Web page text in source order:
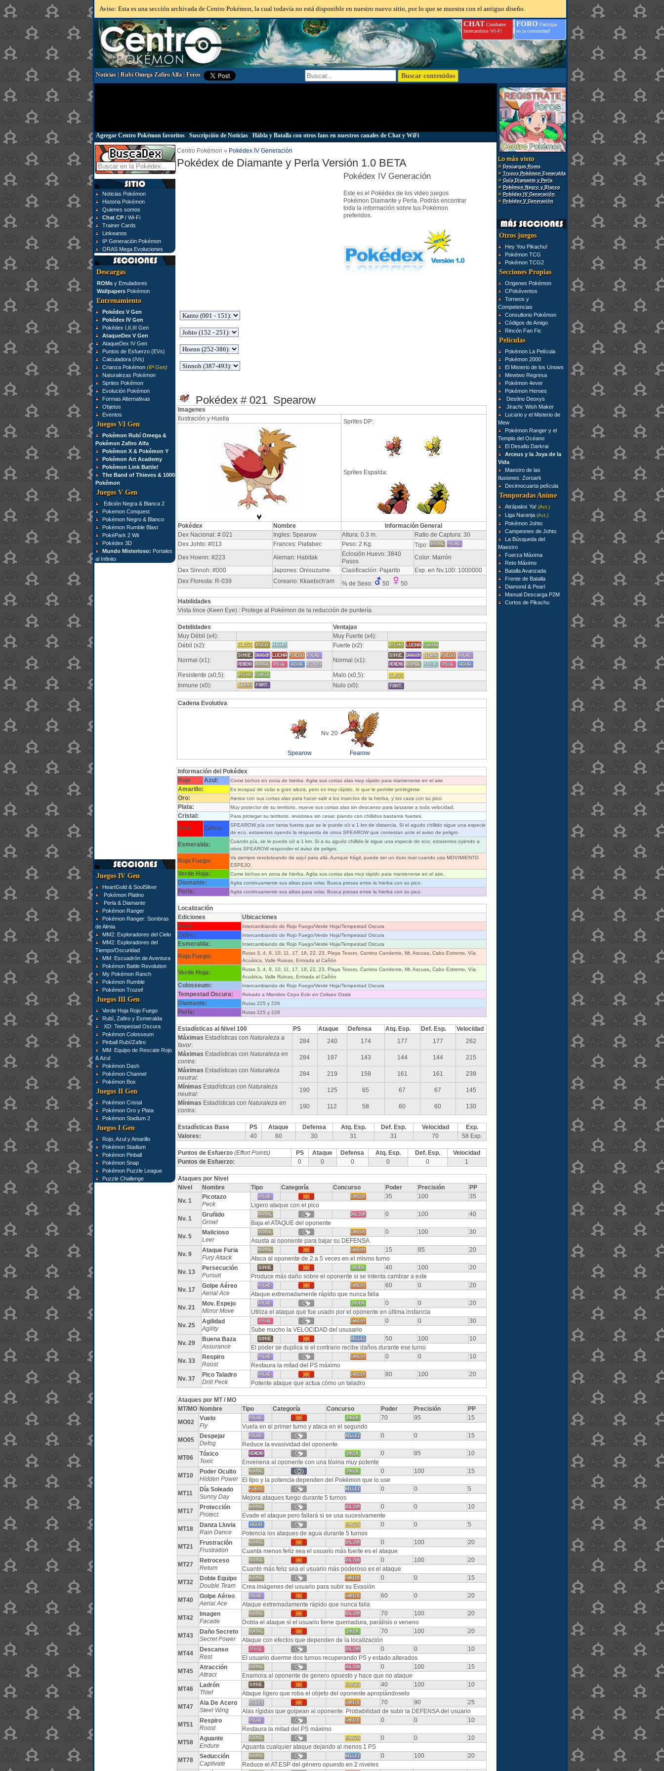
Aviso: Esta es una sección archivada de Centro Pokémon, la cual todavía no está disponible en nuestro nuevo sitio, por lo que se muestra con el antiguo diseño.
FORO Participa
en la comunidad!
CHATCombates
Intercambios Wi-Fi
Noticias|Rubí Omega Zafiro Alfa|Foros
Agregar Centro Pokémon favoritos| Suscripción de Noticias| Hábla y Batalla con otros fans en nuestros canales de Chat y WiFi
Lo más visto
» Descargas Roms
» Trucos Pokémon Esmeralda
» Guía Diamante y Perla
» Pokémon Negro y Blanco
» Pokédex IV Generación
» Pokédex V Generación
Otros juegos
Hey You Pikachu!
Pokémon TCG
Pokémon TCG2
Secciones Propias
Origenes Pokémon
CPokéventos
Torneos y
Competencias
Consultorio Pokémon
Códigos de Amigo
Rincón Fan Fic
Películas
Pokémon La Película
Pokémon 2000
El Misterio de los Unows
Mewtwo Regresa
Pokémon 4ever
Pokémon Heroes
Destino Deoxys
Jirachi: Wish Maker
Lucario y el Misterio de
Mew
Pokémon Ranger y el
Templo del Océano
El Desafio Darkrai
Arceus y la Joya de la
Vida
Maestro de las
Ilusiones: Zoroark
Decimocuarta película
Temporadas Anime
Atrápalos Ya! (Act.)
Liga Naranja (Act.)
Pokémon Johto
Campeones de Johto
La Búsqueda del
Maestro
Fuerza Máxima
Reto Máximo
Batalla Avanzada
Frente de Batalla
Diamond & Pearl
Manual Descarga P2M
Cortos de Pikachu
Noticias Pokémon
Historia Pokémon
Quienes somos
Chat CP/ Wi-Fi
Trainer Cards
Linkeanos
6ª Generación Pokémon
ORAS Mega Evoluciones
Descargas
ROMsy Emuladores
WallpapersPokémon
Entrenamiento
Pokédex V Gen
Pokédex IV Gen
Pokédex I,II,III Gen
AtaqueDex V Gen
AtaqueDex IV Gen
Puntos de Esfuerzo (EVs)
Calculadora (IVs)
Crianza Pokémon (6ª Gen)
Naturalezas Pokémon
Sprites Pokémon
Evolución Pokémon
Formas Alternativas
Objetos
Eventos
Juegos VI Gen
Pokémon Rubí Omega &
Pokémon Zafiro Alfa
Pokémon X & Pokémon Y
Pokémon Art Academy
Pokémon Link Battle!
The Band of Thieves & 1000
Pokémon
Juegos V Gen
Edición Negra & Blanca 2
Pokemon Conquest
Pokémon Negro & Blanco
Pokémon Rumble Blast
PokéPark 2 Wii
Pokédex 3D
Mundo Misterioso: Portales
al Infinito
Juegos IV Gen
HeartGold & SoulSilver
Pokémon Platino
Perla & Diamante
Pokémon Ranger
Pokémon Ranger: Sombras
de Almia
MM2: Exploradores del Cielo
MM2: Exploradores del
Tiempo/Oscuridad
MM: Escuadrón de Aventura
Pokémon Battle Revolution
My Pokémon Ranch
Pokémon Rumble
Pokémon Trozei!
Juegos III Gen
Verde Hoja Rojo Fuego
Rubí, Zafiro y Esmeralda
XD: Tempestad Oscura
Pokémon Colosseum
Pinball Rubí/Zafiro
MM: Equipo de Rescate Rojo
& Azul
Pokémon Dash
Pokémon Channel
Pokémon Box
Juegos II Gen
Pokémon Cristal
Pokémon Oro y Plata
Pokémon Stadium 2
Juegos I Gen
Rojo, Azul y Amarillo
Pokémon Stadium
Pokémon Pinball
Pokémon Snap
Pokémon Puzzle League
Puzzle Challenge
Centro Pokémon » Pokédex IV Generación
Pokédex de Diamante y Perla Versión 1.0 BETA
Pokédex IV Generación
Este es el Pokédex de los video juegos
Pokémon Diamante y Perla. Podrás encontrar
toda la información sobre tus Pokémon
preferidos.
Pokédex # 021 Spearow
Imagenes
Ilustración y Huella
Sprites DP:
Sprites Espalda:
Pokédex Nombre
Información General
Dex Nacional: # 021
Ingles: Spearow Altura: 0.3 m.
Ratio de Captura: 30
Dex Johto: #013
Frances: Piafabec Peso: 2 Kg.
Tipo:
Dex Hoenn: #223
Aleman: Habitak
Eclosión Huevo: 3840
Pasos
Color: Marrón
Dex Sinnoh: #000
Japones: Onisuzume Clasificación: Pajarito
Exp. en Nv.100: 1000000
Dex Floresta: R-039
Coreano: Kkaebich'am % de Sexo: 50 50
Habilidades
Vista lince (Keen Eye) : Protege al Pokémon de la reducción de puntería.
Debilidades
Ventajas
Muy Débil (x4):
Muy Fuerte (x4):
Débil (x2):
Fuerte (x2):
Normal (x1): Normal (x1):
Resistente (x0,5):
Malo (x0,5):
Inmune (x0):
Nulo (x0):
Cadena Evolutiva
Spearow
Nv. 20
Fearow
Información del Pokédex
Rojo
Azul: Come bichos en zona de hierba. Agita sus cortas alas muy rápido para mantenerse en el aire
Amarillo: Es incapaz de volar a gran altura, pero es muy rápido, lo que le permite protegerse
Oro: Aletea con sus cortas alas para hacer salir a los insectos de la hierba, y los caza con su pico.
Plata: Muy protector de su territorio, mueve sus cortas alas sin descanso para lanzarse a toda velocidad.
Cristal: Para proteger su territorio, revolotea sin cesar, piando con chillidos bastante fuertes.
Rubí Zafiro:
SPEAROW pía con tanta fuerza que se le puede oír a 1 km de distancia. Si el agudo chillido sigue una especie
de eco, estaremos oyendo la respuesta de otros SPEAROW que contestan ante el aviso de peligro.
Esmeralda:
Cuando pía, se le puede oír a 1 km. Si a su agudo chillido le sigue una especie de eco, estaremos oyendo a
otros SPEAROW responder el aviso de peligro.
Rojo Fuego:
Va siempre revoloteando de aquí para allá. Aunque frágil, puede ser un duro rival cuando usa MOVIMIENTO
ESPEJO.
Verde Hoja: Come bichos en zona de hierba. Agita sus cortas alas muy rápido para mantenerse en el aire.
Diamante: Agita continuamente sus alitas para volar. Busca presas entre la hierba con su pico.
Perla: Agita continuamente sus alitas para volar. Busca presas entre la hierba con su pico.
Localización
Ediciones
Ubicaciones
Rubí:
Intercambiando de Rojo Fuego/Verde Hoja/Tempestad Oscura
Zafiro: Intercambiando de Rojo Fuego/Verde Hoja/Tempestad Oscura
Esmeralda: Intercambiando de Rojo Fuego/Verde Hoja/Tempestad Oscura
Rojo Fuego:
Rutas 3, 4, 9, 10, 11, 17, 18, 22, 23, Playa Tesoro, Camino Candente, Mt. Ascuas, Cabo Extremo, Vía
Acuática, Valle Ruinas, Entrada al Cañón
Verde Hoja:
Rutas 3, 4, 9, 10, 11, 17, 18, 22, 23, Playa Tesoro, Camino Candente, Mt. Ascuas, Cabo Extremo, Vía
Acuática, Valle Ruinas, Entrada al Cañón
Colosseum: Intercambiando de Rojo Fuego/Verde Hoja/Tempestad Oscura
Tempestad Oscura: Robado a Miembro Cepo Ezin en Coliseo Oasis
Diamante: Rutas 225 y 226
Perla: Rutas 225 y 226
Estadísticas al Nivel 100 PS Ataque Defensa Atq. Esp. Def. Esp.
Velocidad
Máximas Estadísticas con Naturaleza a
favor:
284 240 174 177 177
262
Máximas Estadísticas con Naturaleza en
contra:
284 197 143 144 144
215
Máximas Estadísticas con Naturaleza
neutral:
284 219 159 161 161
239
Mínimas Estadísticas con Naturaleza
neutral:
190 125 65 67 67
145
Mínimas Estadísticas con Naturaleza en
contra:
190 112 58 60 60 130
Estadísticas Base PS Ataque Defensa Atq. Esp. Def. Esp. Velocidad
Exp.
Valores:
40 60 30 31 31 70 58 Exp.
Puntos de Esfuerzo (Effort Points) PS Ataque Defensa Atq. Esp. Def. Esp.
Velocidad
Puntos de Esfuerzo:
0 0 0 0 0 1
Ataques por Nivel
Nivel
Nombre Tipo Categoría Concurso Poder Precisión
PP
Nv. 1
Picotazo
Peck
35 100
35
Ligero ataque con el pico
Nv. 1
Gruñido
Growl
0 100
40
Baja el ATAQUE del oponente
Nv. 5
Malicioso
Leer
0 100
30
Asusta al oponente para bajar su DEFENSA
Nv. 9
Ataque Furia
Fury Attack
15 85
20
Ataca al oponente de 2 a 5 veces en el mismo turno
Nv. 13
Persecución
Pursuit
40 100
20
Produce más daño sobre el oponente si se intenta cambiar a este
Nv. 17
Golpe Aéreo
Aerial Ace
60 0
20
Ataque extremadamente rápido que nunca falla
Nv. 21
Mov. Espejo
Mirror Move
0 0
20
Utiliza el ataque que fue usado por el oponente en última instancia
Nv. 25
Agilidad
Agility
0 0
30
Sube mucho la VELOCIDAD del ususario
Nv. 29
Buena Baza
Assurance
50 100
10
El poder se duplica si el contrario recibe daños durante ese turno
Nv. 33
Respiro
Roost
0 0
10
Restaura la mitad del PS máximo
Nv. 37
Pico Taladro
Drill Peck
80 100
20
Potente ataque que actua cómo un taladro
Ataques por MT / MO
MT/MO Nombre Tipo Categoría Concurso Poder Precisión
PP
MO02
Vuelo
Fly
70 95
15
Vuela en el primer turno y ataca en el segundo
MO05
Despejar
Defog
0 0
15
Reduce la evasividad del oponente
MT06
Tóxico
Toxic
0 85
10
Envenena al oponente con una tóxina muy potente
MT10
Poder Oculto
Hidden Power
0 100
15
El tipo y la potencia dependen del Pokémon que lo use
MT11
Día Soleado
Sunny Day
0 0
5
Mejora ataques fuego durante 5 turnos
MT17
Protección
Protect
0 0
10
Evade el ataque pero fallará si se usa sucesivamente
MT18
Danza Lluvia
Rain Dance
0 0
5
Potencia los ataques de agua durante 5 turnos
MT21
Frustración
Frustration
0 100
20
Cuanta menos feliz sea el usuario más fuerte es el ataque
MT27
Retroceso
Return
0 100
20
Cuanto más feliz sea el usuario más poderoso es el ataque
MT32
Doble Equipo
Double Team
0 0
15
Crea imágenes del usuario para subir su Evasión
MT40
Golpe Aéreo
Aerial Ace
60 0
20
Ataque extremadamente rápido que nunca falla
MT42
Imagen
Facade
70 100
20
Dobla el ataque si el usuario tiene quemadura, parálisis o veneno
MT43
Daño Secreto
Secret Power
70 100
20
Ataque con efectos que dependen de la localización
MT44
Descanso
Rest
0 0
10
El usuario duerme dos turnos recuperando PS y estado alterados
MT45
Atracción
Attract
0 100
15
Enamora al oponente de genero opuesto y hace que no ataque
MT46
Ladrón
Thief
40 100
10
Ataque ligero que roba el objeto del oponente apropiándoselo
MT47
Ala De Acero
Steel Wing
70 90
25
Alas rígidas que golpean al oponente. Probabilidad de subir la DEFENSA del usuario
MT51
Respiro
Roost
0 0
10
Restaura la mitad del PS máximo
MT58
Aguante
Endure
0 0
10
Aguanta cualquier ataque dejando al menos 1 PS
MT78
Seducción
Captivate
0 100
20
Reduce el AT.ESP del género opuesto en 2 niveles